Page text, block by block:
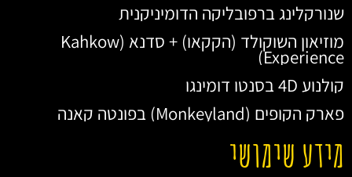
שנורקלינג ברפובליקה הדומיניקנית
מוזיאון השוקולד (הקקאו) + סדנא (Kahkow
Experience)
קולנוע 4D בסנטו דומינגו
פארק הקופים (Monkeyland) בפונטה קאנה
מידע שימושי